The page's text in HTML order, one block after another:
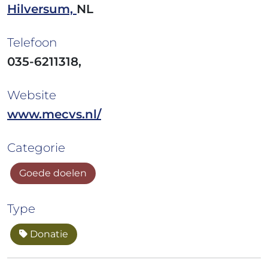
Hilversum, NL
Telefoon
035-6211318,
Website
www.mecvs.nl/
Categorie
Goede doelen
Type
Donatie